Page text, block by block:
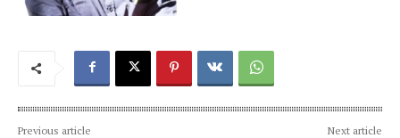
Previous article Next article